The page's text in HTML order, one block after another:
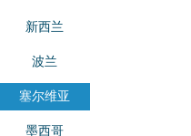
新西兰
波兰
塞尔维亚
墨西哥